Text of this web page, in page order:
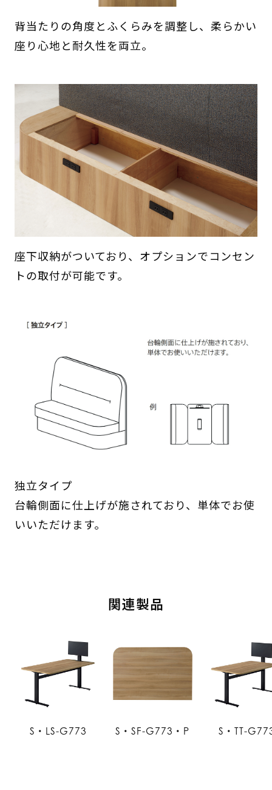
背当たりの角度とふくらみを調整し、柔らかい
座り心地と耐久性を両立。
座下収納がついており、オプションでコンセン
トの取付が可能です。
独立タイプ
台輪側面に仕上げが施されており、単体でお使
いいただけます。
関連製品
S・LS-G773 S・SF-G773・P S・TT-